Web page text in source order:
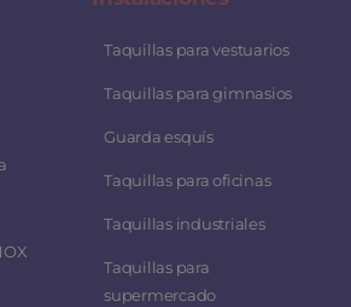
Taquillas para vestuarios
Taquillas para gimnasios
Guarda esquís
Taquillas para oficinas
Taquillas industriales
Taquillas para
supermercado